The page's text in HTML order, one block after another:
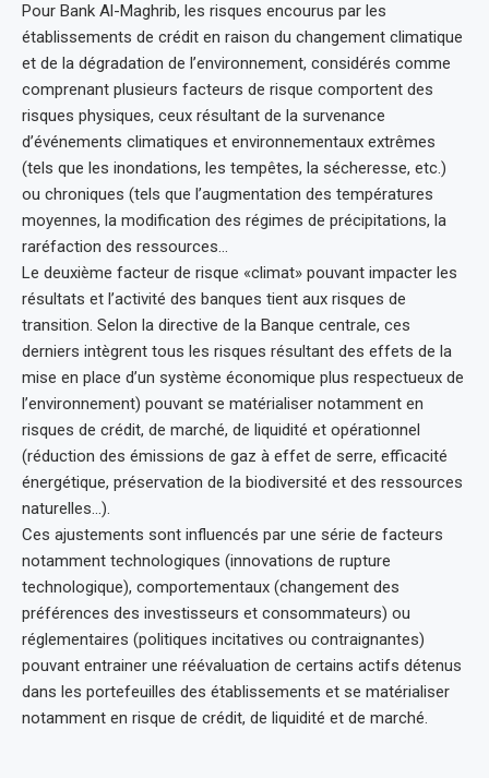
Pour Bank Al-Maghrib, les risques encourus par les
établissements de crédit en raison du changement climatique
et de la dégradation de l’environnement, considérés comme
comprenant plusieurs facteurs de risque comportent des
risques physiques, ceux résultant de la survenance
d’événements climatiques et environnementaux extrêmes
(tels que les inondations, les tempêtes, la sécheresse, etc.)
ou chroniques (tels que l’augmentation des températures
moyennes, la modification des régimes de précipitations, la
raréfaction des ressources…
Le deuxième facteur de risque «climat» pouvant impacter les
résultats et l’activité des banques tient aux risques de
transition. Selon la directive de la Banque centrale, ces
derniers intègrent tous les risques résultant des effets de la
mise en place d’un système économique plus respectueux de
l’environnement) pouvant se matérialiser notamment en
risques de crédit, de marché, de liquidité et opérationnel
(réduction des émissions de gaz à effet de serre, efficacité
énergétique, préservation de la biodiversité et des ressources
naturelles…).
Ces ajustements sont influencés par une série de facteurs
notamment technologiques (innovations de rupture
technologique), comportementaux (changement des
préférences des investisseurs et consommateurs) ou
réglementaires (politiques incitatives ou contraignantes)
pouvant entrainer une réévaluation de certains actifs détenus
dans les portefeuilles des établissements et se matérialiser
notamment en risque de crédit, de liquidité et de marché.